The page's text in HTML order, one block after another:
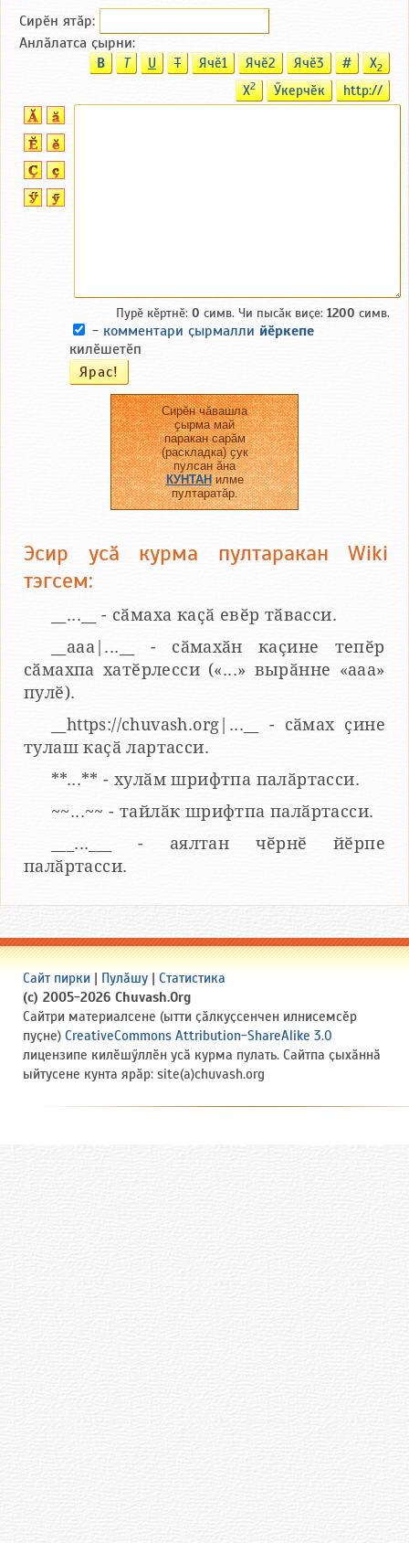
Сирӗн ятӑp:
Анлӑлатса ҫырни:
B T U T Ячӗ1 Ячӗ2 Ячӗ3 # X2
X2 Ӳкерчӗк http://
Пурӗ кӗртнӗ: 0 симв. Чи пысӑк виҫе: 1200 симв.
- комментари ҫырмалли йӗркепе
килӗшетӗп
Сирӗн чӑвашла
ҫырма май
паракан сарӑм
(раскладка) ҫук
пулсан ӑна
КУНТАНилме
пултаратӑр.
Эсир усӑ курма пултаракан Wiki
тэгсем:
__...__ - сӑмаха каҫӑ евӗр тӑвасси.
__aaa|...__ - сӑмахӑн каҫине тепӗр
сӑмахпа хатӗрлесси («...» вырӑнне «ааа»
пулӗ).
__https://chuvash.org|...__ - сӑмах ҫине
тулаш каҫӑ лартасси.
**...** - хулӑм шрифтпа палӑртасси.
~~...~~ - тайлӑк шрифтпа палӑртасси.
___...___ - аялтан чӗрнӗ йӗрпе
палӑртасси.
Сайт пирки | Пулӑшу | Статистика
(c) 2005-2026 Chuvash.Org
Сайтри материалсене (ытти ҫӑлкуҫсенчен илнисемсӗр
пуҫне) CreativeCommons Attribution-ShareAlike 3.0
лицензипе килӗшӳллӗн усӑ курма пулать. Сайтпа ҫыхӑннӑ
ыйтусене кунта ярӑр: site(a)chuvash.org